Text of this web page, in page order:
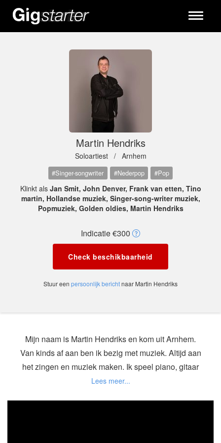
Toggle
Martin Hendriks
Soloartiest / Arnhem
#Singer-songwriter #Nederpop #Pop
Klinkt als Jan Smit, John Denver, Frank van etten, Tino
martin, Hollandse muziek, Singer-song-writer muziek,
Popmuziek, Golden oldies, Martin Hendriks
Indicatie €300
Check beschikbaarheid
Stuur een persoonlijk berichtnaar Martin Hendriks
Mijn naam is Martin Hendriks en kom uit Arnhem.
Van kinds af aan ben ik bezig met muziek. Altijd aan
het zingen en muziek maken. Ik speel piano, gitaar
en schrijf eigen songs.